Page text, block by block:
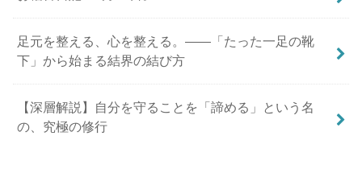
足元を整える、心を整える。――「たった一足の靴
下」から始まる結界の結び方
【深層解説】自分を守ることを「諦める」という名
の、究極の修行